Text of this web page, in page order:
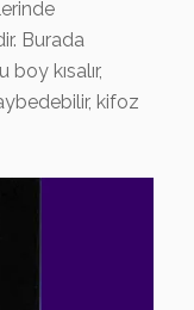
Burada
boy kısalır,
kifoz